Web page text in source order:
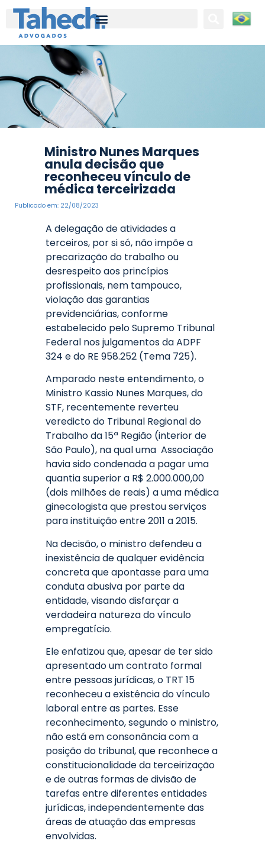
Ministro Nunes Marques
anula decisão que
reconheceu vínculo de
médica terceirizada
Publicado em: 22/08/2023
A delegação de atividades a
terceiros, por si só, não impõe a
precarização do trabalho ou
desrespeito aos princípios
profissionais, nem tampouco,
violação das garantias
previdenciárias, conforme
estabelecido pelo Supremo Tribunal
Federal nos julgamentos da ADPF
324 e do RE 958.252 (Tema 725).
Amparado neste entendimento, o
Ministro Kassio Nunes Marques, do
STF, recentemente reverteu
veredicto do Tribunal Regional do
Trabalho da 15ª Região (interior de
São Paulo), na qual uma Associação
havia sido condenada a pagar uma
quantia superior a R$ 2.000.000,00
(dois milhões de reais) a uma médica
ginecologista que prestou serviços
para instituição entre 2011 a 2015.
Na decisão, o ministro defendeu a
inexistência de qualquer evidência
concreta que apontasse para uma
conduta abusiva por parte da
entidade, visando disfarçar a
verdadeira natureza do vínculo
empregatício.
Ele enfatizou que, apesar de ter sido
apresentado um contrato formal
entre pessoas jurídicas, o TRT 15
reconheceu a existência do vínculo
laboral entre as partes. Esse
reconhecimento, segundo o ministro,
não está em consonância com a
posição do tribunal, que reconhece a
constitucionalidade da terceirização
e de outras formas de divisão de
tarefas entre diferentes entidades
jurídicas, independentemente das
áreas de atuação das empresas
envolvidas.